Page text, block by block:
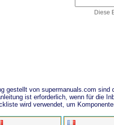
Diese
gestellt von supermanuals.com
ist erforderlich, wenn für die
wird verwendet, um